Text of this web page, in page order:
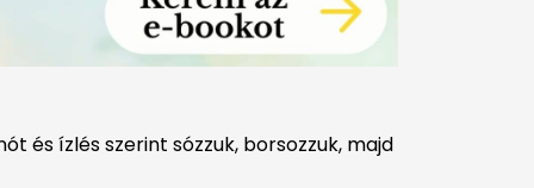
és ízlés szerint sózzuk, borsozzuk, majd